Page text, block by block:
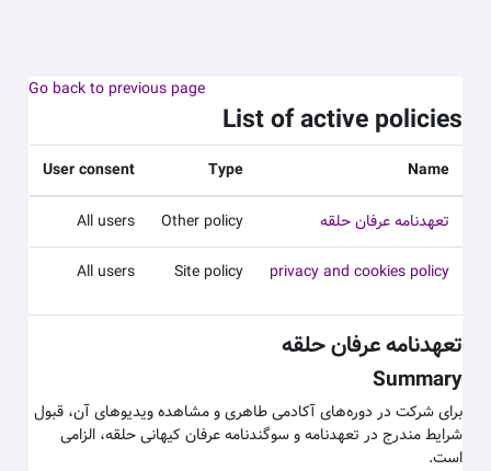
Go back to previous page
List of active policies
Name
Type
User consent
تعهدنامه عرفان حلقه Other policy
All users
privacy and cookies policy
Site policy
All users
تعهدنامه عرفان حلقه
Summary
برای شرکت در دوره‌های آکادمی طاهری و مشاهده ویدیوهای آن، قبول
شرایط مندرج در تعهدنامه و سوگندنامه عرفان کیهانی حلقه، الزامی
است.